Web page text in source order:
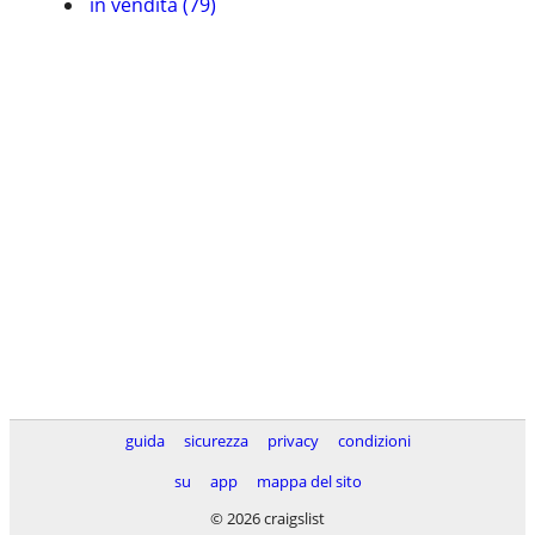
guida sicurezza privacy
condizioni
su
app
mappa del sito
© 2026 craigslist